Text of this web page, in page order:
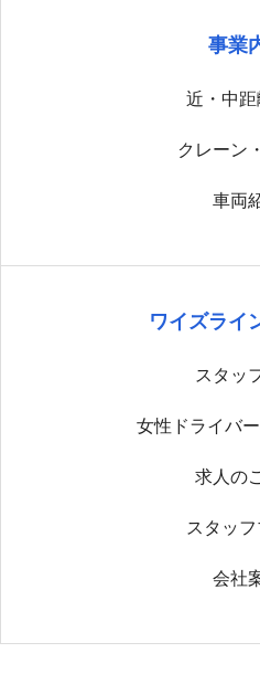
事業
近・中
クレーン
車両
ワイズライ
スタッ
女性ドライバ
求人の
スタッ
会社